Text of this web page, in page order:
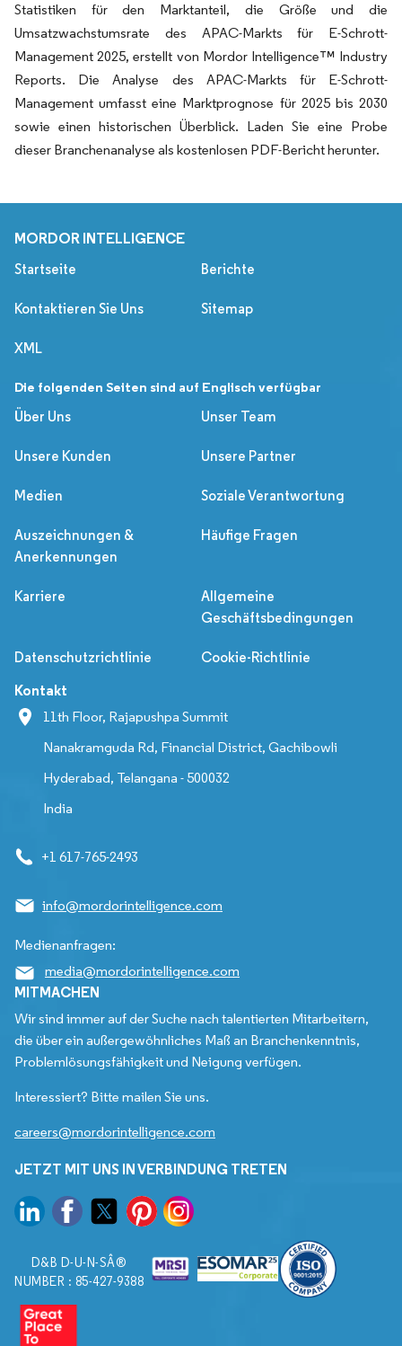
Statistiken für den Marktanteil, die Größe und die
Umsatzwachstumsrate des APAC-Markts für E-Schrott-
Management 2025, erstellt von Mordor Intelligence™ Industry
Reports. Die Analyse des APAC-Markts für E-Schrott-
Management umfasst eine Marktprognose für 2025 bis 2030
sowie einen historischen Überblick. Laden Sie eine Probe
dieser Branchenanalyse als kostenlosen PDF-Bericht herunter.
MORDOR INTELLIGENCE
Startseite Berichte
Kontaktieren Sie Uns Sitemap
XML
Die folgenden Seiten sind auf Englisch verfügbar
Über Uns
Unser Team
Unsere Kunden Unsere Partner
Medien Soziale Verantwortung
Auszeichnungen &
Anerkennungen
Häufige Fragen
Karriere
Allgemeine
Geschäftsbedingungen
Datenschutzrichtlinie Cookie-Richtlinie
Kontakt
11th Floor, Rajapushpa Summit
Nanakramguda Rd, Financial District, Gachibowli
Hyderabad, Telangana - 500032
India
+1 617-765-2493
info@mordorintelligence.com
Medienanfragen:
media@mordorintelligence.com
MITMACHEN
Wir sind immer auf der Suche nach talentierten Mitarbeitern,
die über ein außergewöhnliches Maß an Branchenkenntnis,
Problemlösungsfähigkeit und Neigung verfügen.
Interessiert? Bitte mailen Sie uns.
careers@mordorintelligence.com
JETZT MIT UNS IN VERBINDUNG TRETEN
D&B D-U-N-SÂ®
NUMBER : 85-427-9388